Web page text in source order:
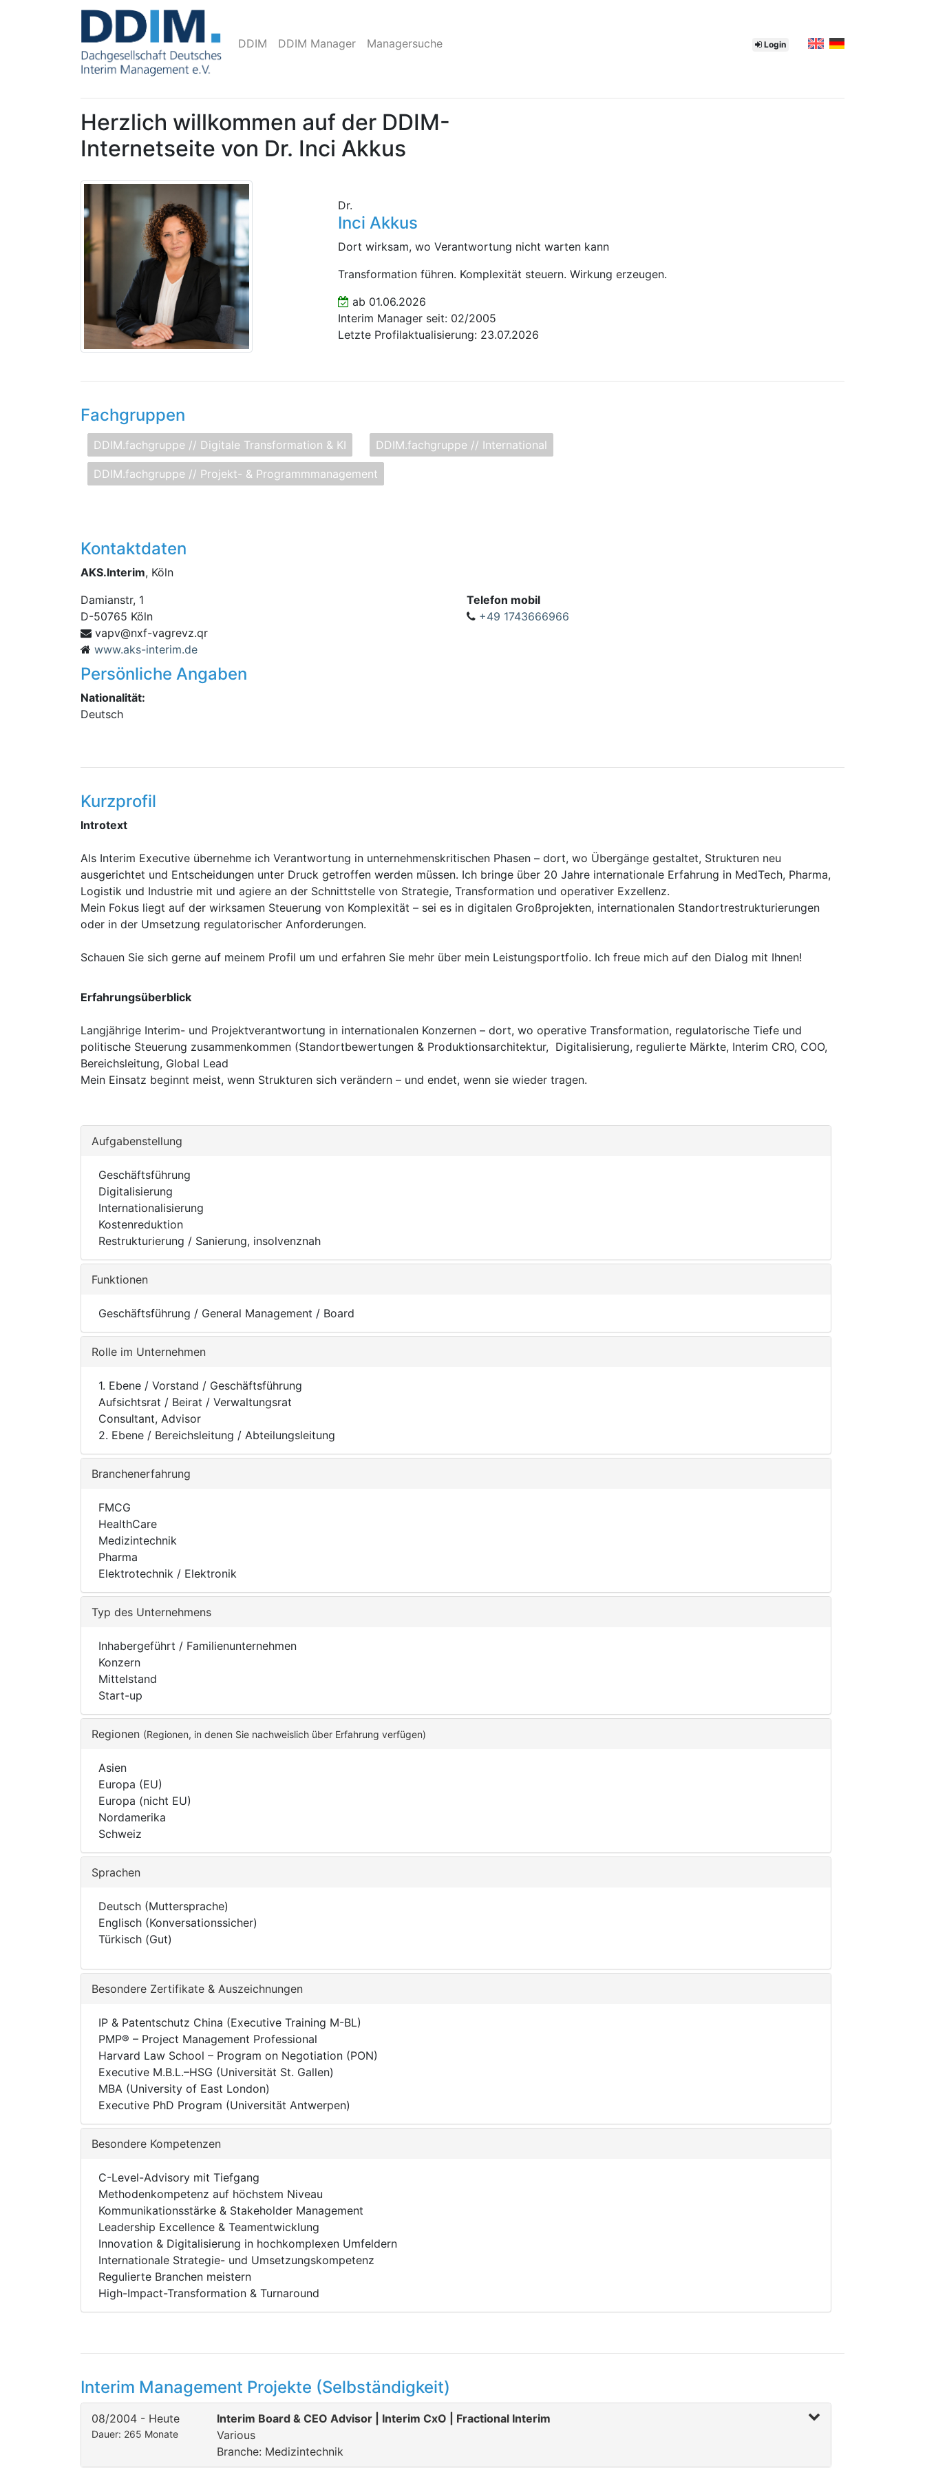
DDIM DDIM Manager Managersuche Login
Herzlich willkommen auf der DDIM-
Internetseite von Dr. Inci Akkus
Dr.
Inci Akkus
Dort wirksam, wo Verantwortung nicht warten kann
Transformation führen. Komplexität steuern. Wirkung erzeugen.
ab 01.06.2026
Interim Manager seit: 02/2005
Letzte Profilaktualisierung: 23.07.2026
Fachgruppen
DDIM.fachgruppe // Digitale Transformation & KI DDIM.fachgruppe // International
DDIM.fachgruppe // Projekt- & Programmmanagement
Kontaktdaten
AKS.Interim, Köln
Damianstr, 1
D-50765 Köln
rq.zvergav-fxn@vp
av
www.aks-interim.de
Telefon mobil
+49 1743666966
Persönliche Angaben
Nationalität:
Deutsch
Kurzprofil
Introtext
Als Interim Executive übernehme ich Verantwortung in unternehmenskritischen Phasen – dort, wo Übergänge gestaltet, Strukturen neu
ausgerichtet und Entscheidungen unter Druck getroffen werden müssen. Ich bringe über 20 Jahre internationale Erfahrung in MedTech, Pharma,
Logistik und Industrie mit und agiere an der Schnittstelle von Strategie, Transformation und operativer Exzellenz.
Mein Fokus liegt auf der wirksamen Steuerung von Komplexität – sei es in digitalen Großprojekten, internationalen Standortrestrukturierungen
oder in der Umsetzung regulatorischer Anforderungen.
Schauen Sie sich gerne auf meinem Profil um und erfahren Sie mehr über mein Leistungsportfolio. Ich freue mich auf den Dialog mit Ihnen!
Erfahrungsüberblick
Langjährige Interim- und Projektverantwortung in internationalen Konzernen – dort, wo operative Transformation, regulatorische Tiefe und
politische Steuerung zusammenkommen (Standortbewertungen & Produktionsarchitektur, Digitalisierung, regulierte Märkte, Interim CRO, COO,
Bereichsleitung, Global Lead
Mein Einsatz beginnt meist, wenn Strukturen sich verändern – und endet, wenn sie wieder tragen.
Aufgabenstellung
Geschäftsführung
Digitalisierung
Internationalisierung
Kostenreduktion
Restrukturierung / Sanierung, insolvenznah
Funktionen
Geschäftsführung / General Management / Board
Rolle im Unternehmen
1. Ebene / Vorstand / Geschäftsführung
Aufsichtsrat / Beirat / Verwaltungsrat
Consultant, Advisor
2. Ebene / Bereichsleitung / Abteilungsleitung
Branchenerfahrung
FMCG
HealthCare
Medizintechnik
Pharma
Elektrotechnik / Elektronik
Typ des Unternehmens
Inhabergeführt / Familienunternehmen
Konzern
Mittelstand
Start-up
Regionen (Regionen, in denen Sie nachweislich über Erfahrung verfügen)
Asien
Europa (EU)
Europa (nicht EU)
Nordamerika
Schweiz
Sprachen
Deutsch (Muttersprache)
Englisch (Konversationssicher)
Türkisch (Gut)
Besondere Zertifikate & Auszeichnungen
IP & Patentschutz China (Executive Training M-BL)
PMP® – Project Management Professional
Harvard Law School – Program on Negotiation (PON)
Executive M.B.L.–HSG (Universität St. Gallen)
MBA (University of East London)
Executive PhD Program (Universität Antwerpen)
Besondere Kompetenzen
C-Level-Advisory mit Tiefgang
Methodenkompetenz auf höchstem Niveau
Kommunikationsstärke & Stakeholder Management
Leadership Excellence & Teamentwicklung
Innovation & Digitalisierung in hochkomplexen Umfeldern
Internationale Strategie- und Umsetzungskompetenz
Regulierte Branchen meistern
High-Impact-Transformation & Turnaround
Interim Management Projekte (Selbständigkeit)
08/2004 - Heute
Dauer: 265 Monate
Interim Board & CEO Advisor | Interim CxO | Fractional Interim
Various
Branche: Medizintechnik